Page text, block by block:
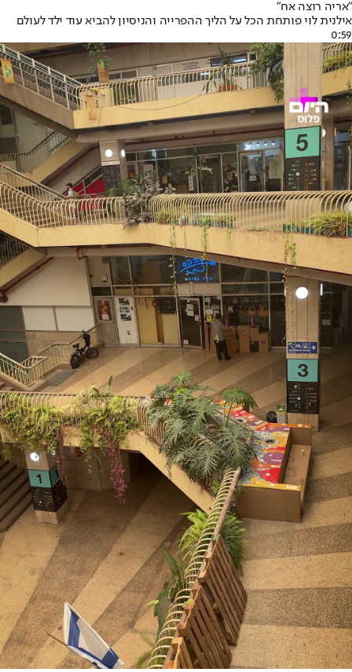
"אריה רוצה אח"
אילנית לוי פותחת הכל על הליך ההפרייה והניסיון להביא עוד ילד לעולם
0:59